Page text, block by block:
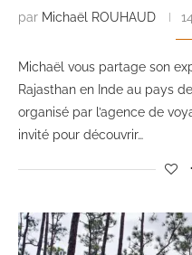
par Michaël ROUHAUD
Michaël vous partage son
Rajasthan en Inde au pays
organisé par l’agence de
invité pour découvrir…